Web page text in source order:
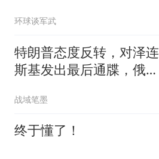
环球谈军武
特朗普态度反转，对泽连
斯基发出最后通牒，俄乌
战域笔墨
终于懂了！